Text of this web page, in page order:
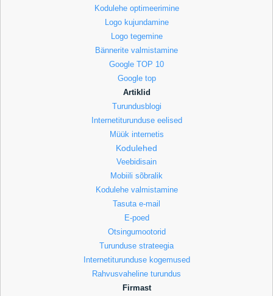
Kodulehe optimeerimine
Logo kujundamine
Logo tegemine
Bännerite valmistamine
Google TOP 10
Google top
Artiklid
Turundusblogi
Internetiturunduse eelised
Müük internetis
Kodulehed
Veebidisain
Mobiili sõbralik
Kodulehe valmistamine
Tasuta e-mail
E-poed
Otsingumootorid
Turunduse strateegia
Internetiturunduse kogemused
Rahvusvaheline turundus
Firmast